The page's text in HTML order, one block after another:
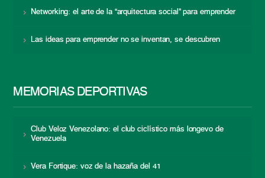
Networking: el arte de la “arquitectura social” para emprender
Las ideas para emprender no se inventan, se descubren
MEMORIAS DEPORTIVAS
Club Veloz Venezolano: el club ciclístico más longevo de
Venezuela
Vera Fortique: voz de la hazaña del 41